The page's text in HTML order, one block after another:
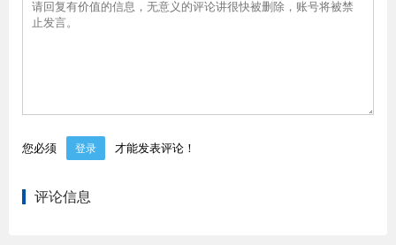
您必须 登录 才能发表评论！
评论信息